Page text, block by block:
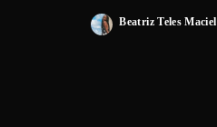
Beatriz Teles Maciel